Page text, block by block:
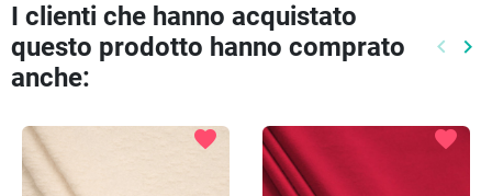
I clienti che hanno acquistato
questo prodotto hanno comprato
anche:
keyboard_arrow_left keyboard_arrow_right
favorite favorite